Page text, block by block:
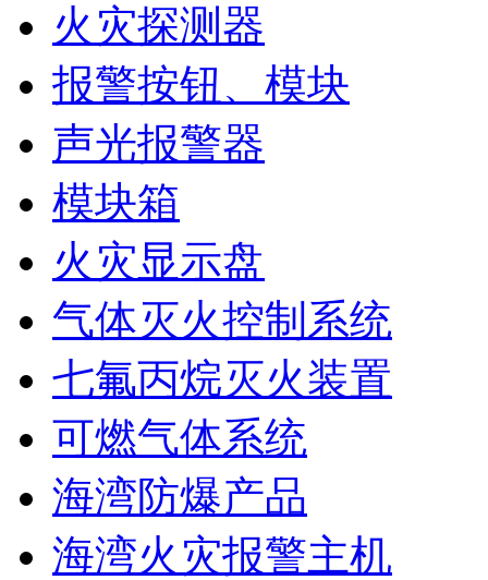
火灾探测器
报警按钮、模块
声光报警器
模块箱
火灾显示盘
气体灭火控制系统
七氟丙烷灭火装置
可燃气体系统
海湾防爆产品
海湾火灾报警主机